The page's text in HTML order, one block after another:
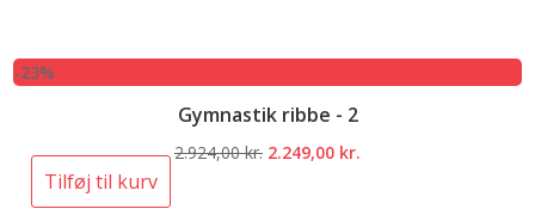
-23%
Gymnastik ribbe - 2
2.924,00kr. Den
2.249,00 kr.
Tilføj til kurv